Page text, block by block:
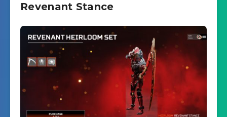
Revenant Stance